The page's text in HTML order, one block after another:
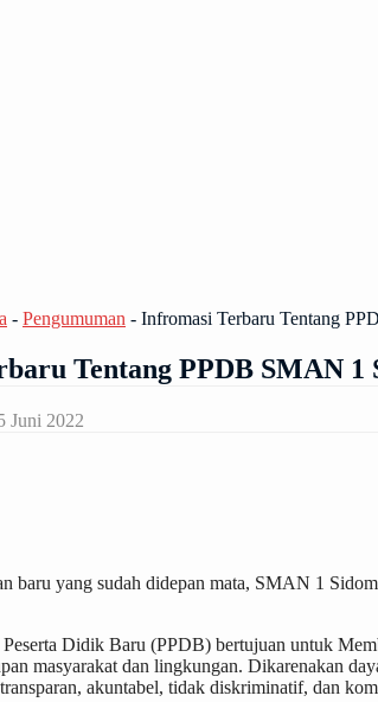
- Pengumuman - Infromasi Terbaru Tentang
Tentang PPDB SMAN 1
Juni 2022
baru yang sudah didepan mata, SMAN 1
Didik Baru (PPDB) bertujuan untuk
masyarakat dan lingkungan. Dikarenakan
akuntabel, tidak diskriminatif, dan